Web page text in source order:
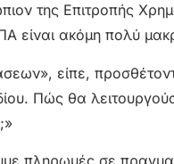
της Επιτροπής
είναι ακόμη πολύ
είπε,
Πώς θα